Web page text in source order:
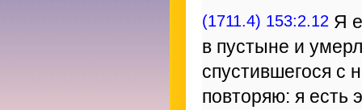
(1711.4) 153:2.12 Я
в пустыне и
спустившегося с
повторяю: я есть